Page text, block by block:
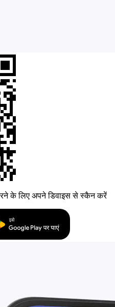
के लिए अपने डिवाइस से स्कैन करें